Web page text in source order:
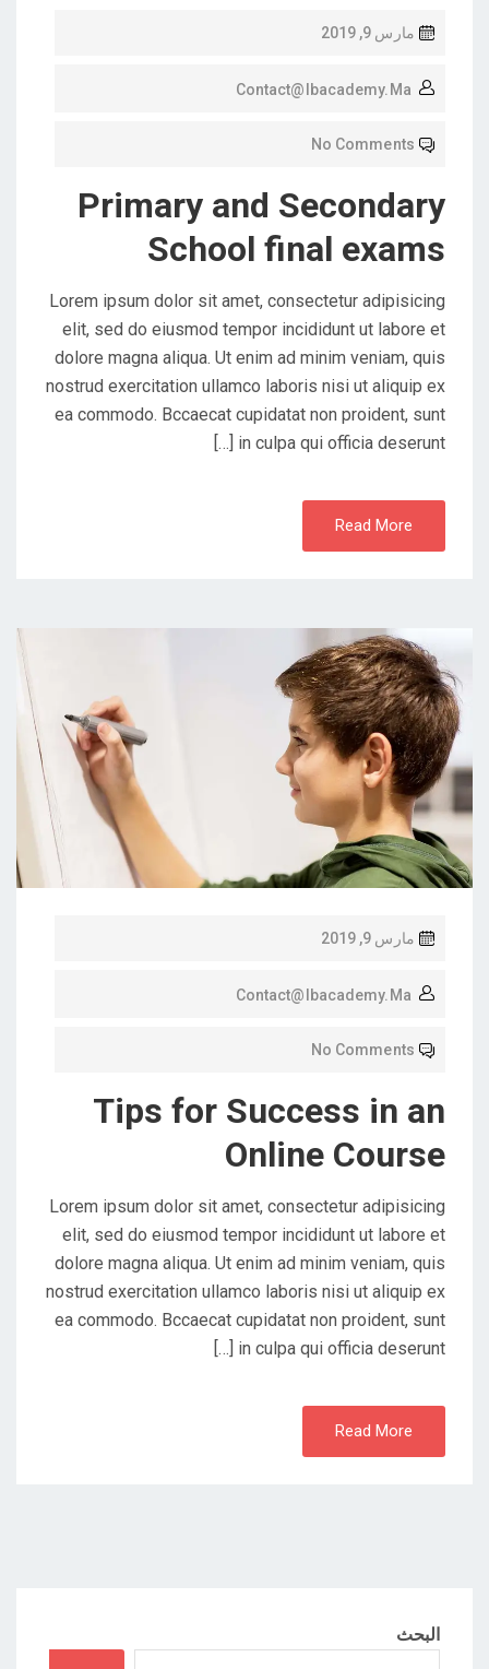
مارس 9, 2019
Contact@ibacademy.ma
No Comments
Primary and Secondary
School final exams
Lorem ipsum dolor sit amet, consectetur adipisicing
elit, sed do eiusmod tempor incididunt ut labore et
dolore magna aliqua. Ut enim ad minim veniam, quis
nostrud exercitation ullamco laboris nisi ut aliquip ex
ea commodo. Bccaecat cupidatat non proident, sunt
in culpa qui officia deserunt […]
Read More
مارس 9, 2019
Contact@ibacademy.ma
No Comments
Tips for Success in an
Online Course
Lorem ipsum dolor sit amet, consectetur adipisicing
elit, sed do eiusmod tempor incididunt ut labore et
dolore magna aliqua. Ut enim ad minim veniam, quis
nostrud exercitation ullamco laboris nisi ut aliquip ex
ea commodo. Bccaecat cupidatat non proident, sunt
in culpa qui officia deserunt […]
Read More
البحث